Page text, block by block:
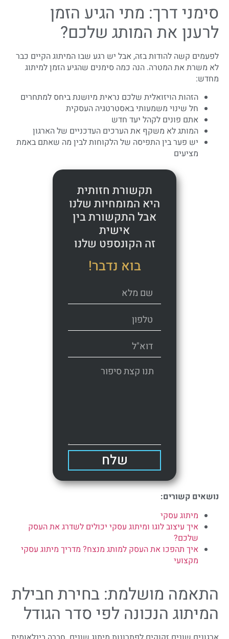
סימני דרך: מתי הגיע הזמן
לרענן את המותג שלכם?
לפעמים קשה להודות בזה, אבל יש רגע שבו המיתוג הקיים כבר
לא משרת את המטרה. הנה כמה סימנים שהגיע הזמן למיתוג
מחדש:
הזהות הויזואלית שלכם נראית מיושנת ביחס למתחרים
חל שינוי משמעותי באסטרטגיה העסקית
אתם פונים לקהל יעד חדש
המותג לא משקף את הערכים העדכניים של הארגון
יש פער בין התפיסה של הלקוחות לבין מה שאתם באמת
מציעים
תקשורת חזותית
היא המומחיות שלנו
אבל התקשורת בין
אישית
זה הקונספט שלנו
בוא נדבר!
שלח
נושאים קשורים:
מיתוג עסקי
איך עיצוב לוגו ומיתוג עסקי יכולים לשדרג את העסק
שלכם?
איך תהפכו את העסק למותג מנצח? מדריך מיתוג עסקי
מקצועי
התאמה מושלמת: בחירת חבילת
המיתוג הנכונה לפי סדר הגודל